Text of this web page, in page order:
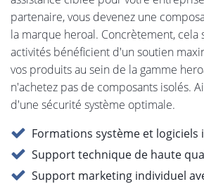
partenaire, vous devenez une
la marque heroal. Concrètement, cela
activités bénéficient d'un soutien
vos produits au sein de la gamme
n'achetez pas de composants isolés.
d'une sécurité système optimale.
Formations système et logiciels
Support technique de haute
Support marketing individuel